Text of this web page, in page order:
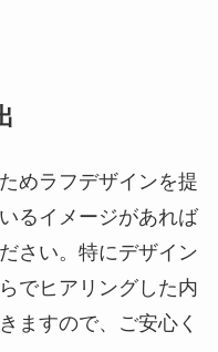
めラフデザインを提
るイメージがあれば
さい。特にデザイン
でヒアリングした内
ますので、ご安心く